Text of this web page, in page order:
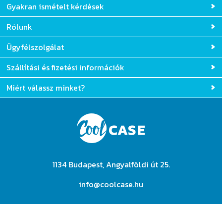
Gyakran ismételt kérdések
Rólunk
Ügyfélszolgálat
Szállítási és fizetési információk
Miért válassz minket?
1134 Budapest, Angyalföldi út 25.
info@coolcase.hu